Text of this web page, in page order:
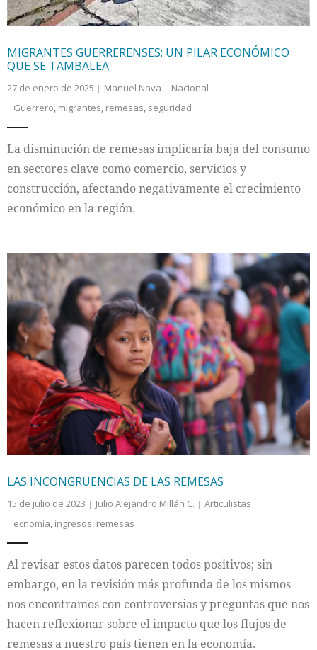
MIGRANTES GUERRERENSES: UN PILAR ECONÓMICO
QUE SE TAMBALEA
27 de enero de 2025 Manuel Nava
Nacional
Guerrero, migrantes, remesas, seguridad
La disminución de remesas implicaría baja del consumo
en sectores clave como comercio, servicios y
construcción, afectando negativamente el crecimiento
económico en la región.
LAS INCONGRUENCIAS DE LAS REMESAS
15 de julio de 2023 Julio Alejandro Millán C.
Articulistas
ecnomía, ingresos, remesas
Al revisar estos datos parecen todos positivos; sin
embargo, en la revisión más profunda de los mismos
nos encontramos con controversias y preguntas que nos
hacen reflexionar sobre el impacto que los flujos de
remesas a nuestro país tienen en la economía.